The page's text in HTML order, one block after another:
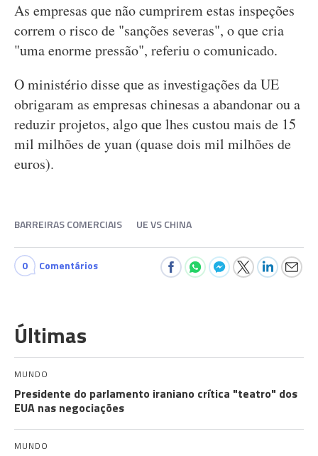
As empresas que não cumprirem estas inspeções
correm o risco de "sanções severas", o que cria
"uma enorme pressão", referiu o comunicado.
O ministério disse que as investigações da UE
obrigaram as empresas chinesas a abandonar ou a
reduzir projetos, algo que lhes custou mais de 15
mil milhões de yuan (quase dois mil milhões de
euros).
BARREIRAS COMERCIAIS UE VS CHINA
0 Comentários
Últimas
MUNDO
Presidente do parlamento iraniano crítica "teatro" dos
EUA nas negociações
MUNDO